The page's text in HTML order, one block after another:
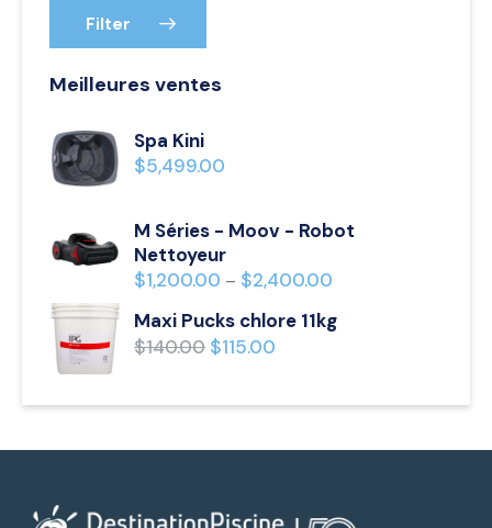
Filter
Meilleures ventes
Spa Kini
$5,499.00
M Séries - Moov - Robot
Nettoyeur
$1,200.00 – $2,400.00
Maxi Pucks chlore 11kg
$140.00 $115.00